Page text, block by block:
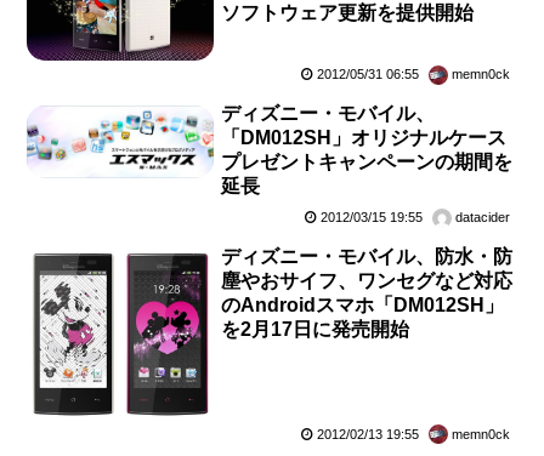
ソフトウェア更新を提供開始
2012/05/31 06:55 memn0ck
ディズニー・モバイル、
「DM012SH」オリジナルケース
プレゼントキャンペーンの期間を
延長
2012/03/15 19:55 datacider
ディズニー・モバイル、防水・防
塵やおサイフ、ワンセグなど対応
のAndroidスマホ「DM012SH」
を2月17日に発売開始
2012/02/13 19:55 memn0ck